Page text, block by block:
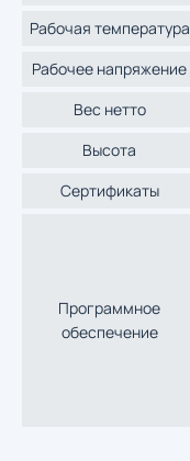
Рабочая температура
Рабочее напряжение
Вес нетто
Высота
Сертификаты
Программное
обеспечение